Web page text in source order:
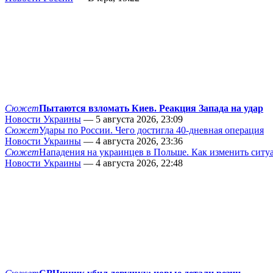
СюжетПытаются взломать Киев. Реакция Запада на удар
Новости Украины — 5 августа 2026, 23:09
СюжетУдары по России. Чего достигла 40-дневная операция
Новости Украины — 4 августа 2026, 23:36
СюжетНападения на украинцев в Польше. Как изменить
Новости Украины — 4 августа 2026, 22:48